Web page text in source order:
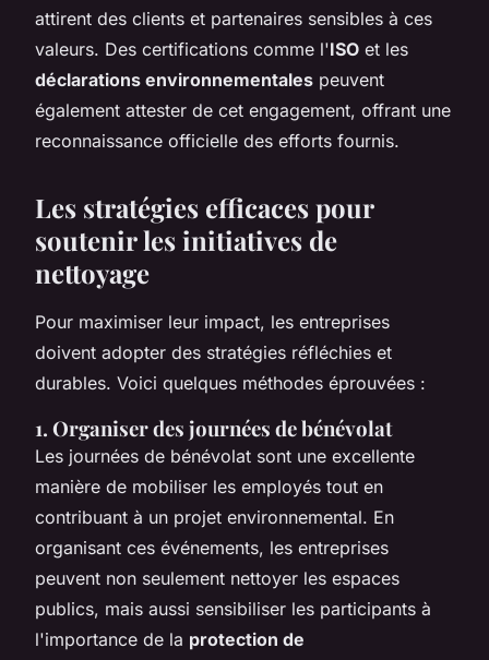
attirent des clients et partenaires sensibles à ces
valeurs. Des certifications comme l'ISO et les
déclarations environnementales peuvent
également attester de cet engagement, offrant une
reconnaissance officielle des efforts fournis.
Les stratégies efficaces pour
soutenir les initiatives de
nettoyage
Pour maximiser leur impact, les entreprises
doivent adopter des stratégies réfléchies et
durables. Voici quelques méthodes éprouvées :
1. Organiser des journées de bénévolat
Les journées de bénévolat sont une excellente
manière de mobiliser les employés tout en
contribuant à un projet environnemental. En
organisant ces événements, les entreprises
peuvent non seulement nettoyer les espaces
publics, mais aussi sensibiliser les participants à
l'importance de la protection de